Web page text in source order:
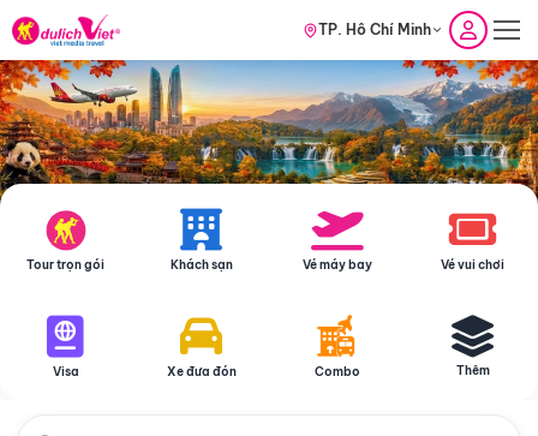
TP. Hồ Chí Minh
Tour trọn gói Khách sạn Vé máy bay Vé vui chơi
Visa Xe đưa đón Combo Thêm